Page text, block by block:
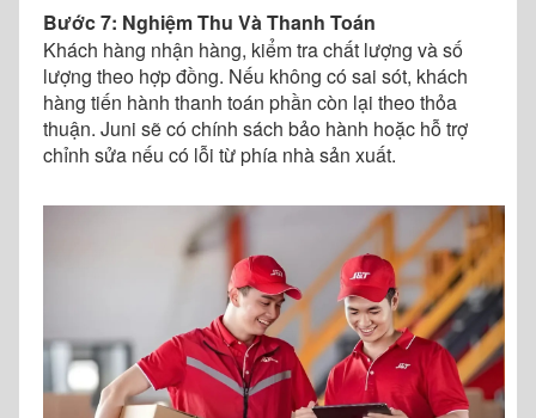
Bước 7: Nghiệm Thu Và Thanh Toán
Khách hàng nhận hàng, kiểm tra chất lượng và số
lượng theo hợp đồng. Nếu không có sai sót, khách
hàng tiến hành thanh toán phần còn lại theo thỏa
thuận. Juni sẽ có chính sách bảo hành hoặc hỗ trợ
chỉnh sửa nếu có lỗi từ phía nhà sản xuất.